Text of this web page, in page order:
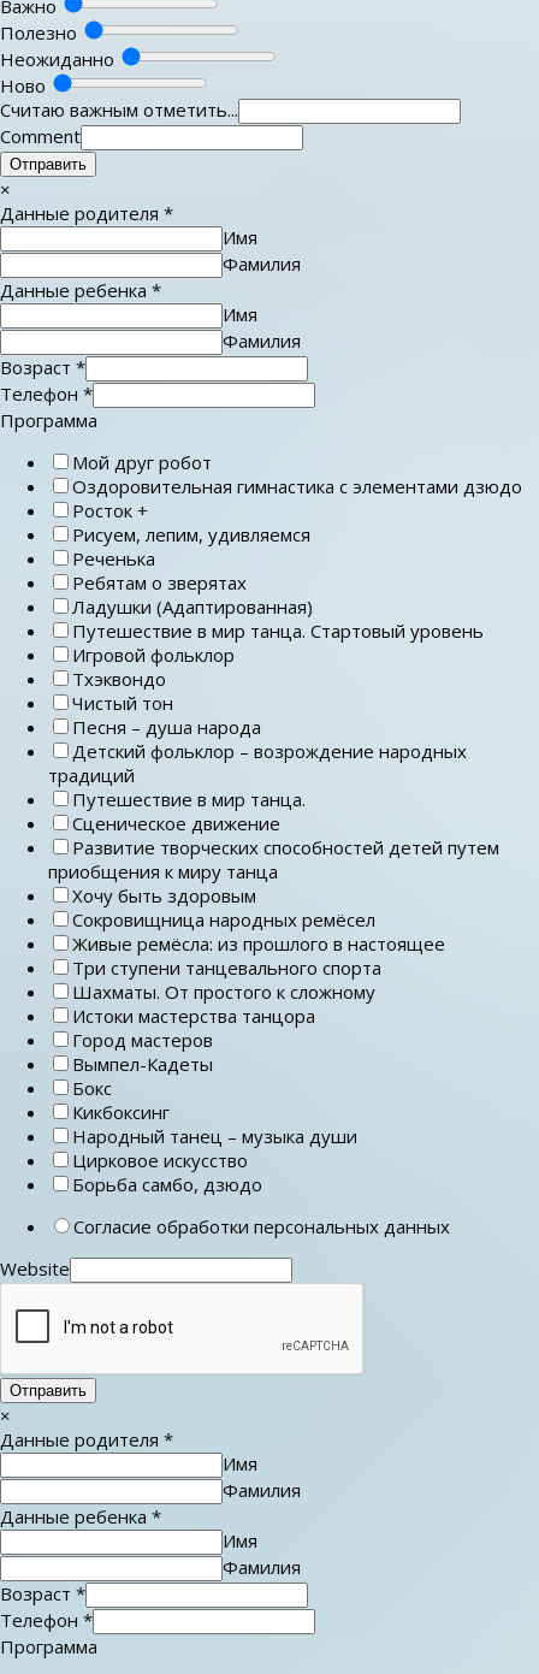
Важно
Полезно
Неожиданно
Ново
Считаю важным отметить...
Comment
Отправить
×
Данные родителя *
Имя
Фамилия
Данные ребенка *
Имя
Фамилия
Возраст *
Телефон *
Программа
Мой друг робот
Оздоровительная гимнастика с элементами дзюдо
Росток +
Рисуем, лепим, удивляемся
Реченька
Ребятам о зверятах
Ладушки (Адаптированная)
Путешествие в мир танца. Стартовый уровень
Игровой фольклор
Тхэквондо
Чистый тон
Песня – душа народа
Детский фольклор – возрождение народных
традиций
Путешествие в мир танца.
Сценическое движение
Развитие творческих способностей детей путем
приобщения к миру танца
Хочу быть здоровым
Сокровищница народных ремёсел
Живые ремёсла: из прошлого в настоящее
Три ступени танцевального спорта
Шахматы. От простого к сложному
Истоки мастерства танцора
Город мастеров
Вымпел-Кадеты
Бокс
Кикбоксинг
Народный танец – музыка души
Цирковое искусство
Борьба самбо, дзюдо
Согласие обработки персональных данных
Website
Отправить
×
Данные родителя *
Имя
Фамилия
Данные ребенка *
Имя
Фамилия
Возраст *
Телефон *
Программа